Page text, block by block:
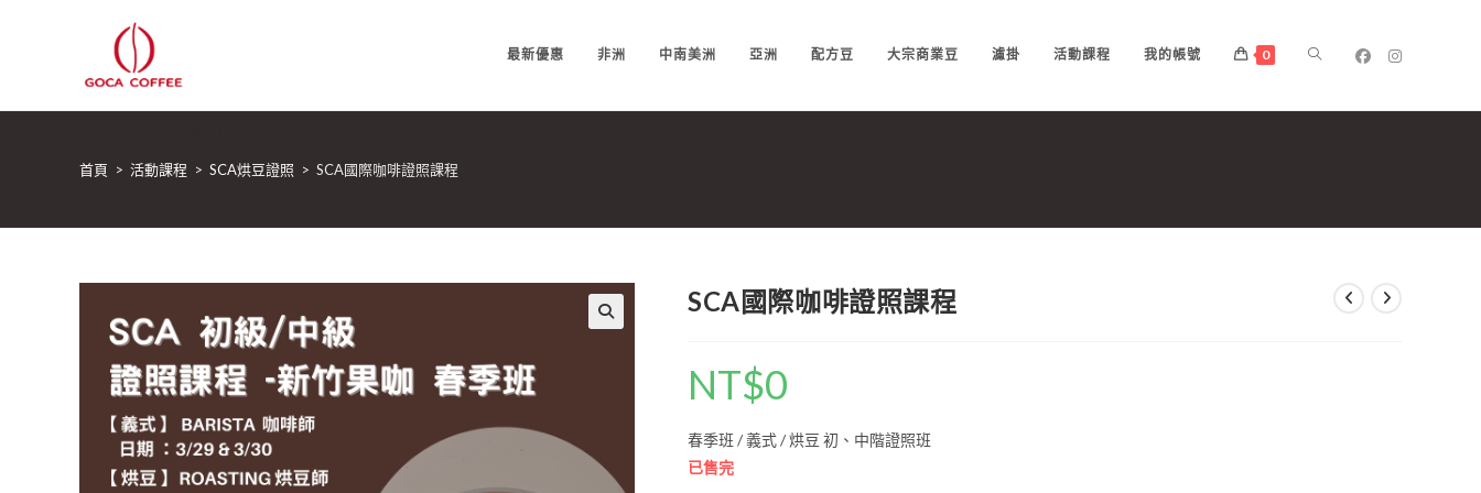
最新優惠 非洲 中南美洲 亞洲 配方豆 大宗商業豆 濾掛 活動課程 我的帳號 0
首頁 > 活動課程 > SCA烘豆證照 > SCA國際咖啡證照課程
SCA國際咖啡證照課程
NT$0
春季班 / 義式 / 烘豆 初、中階證照班
已售完